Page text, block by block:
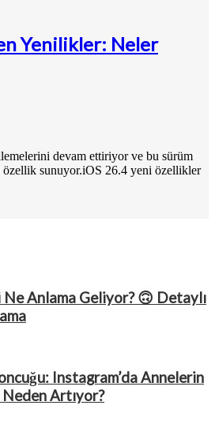
Yenilikler: Neler
devam ettiriyor ve bu sürüm
özellik sunuyor.iOS 26.4 yeni özellikler
Ne Anlama Geliyor? 🙃 Detaylı
Instagram’da Annelerin
Neden Artıyor?